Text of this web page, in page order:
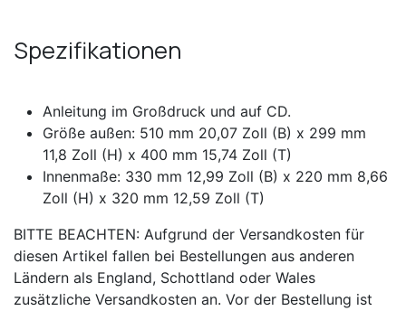
Spezifikationen
Anleitung im Großdruck und auf CD.
Größe außen: 510 mm 20,07 Zoll (B) x 299 mm
11,8 Zoll (H) x 400 mm 15,74 Zoll (T)
Innenmaße: 330 mm 12,99 Zoll (B) x 220 mm 8,66
Zoll (H) x 320 mm 12,59 Zoll (T)
BITTE BEACHTEN: Aufgrund der Versandkosten für
diesen Artikel fallen bei Bestellungen aus anderen
Ländern als England, Schottland oder Wales
zusätzliche Versandkosten an. Vor der Bestellung ist